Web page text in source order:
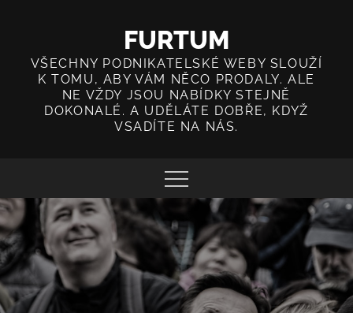
content
FURTUM
VŠECHNY PODNIKATELSKÉ WEBY SLOUŽÍ
K TOMU, ABY VÁM NĚCO PRODALY. ALE
NE VŽDY JSOU NABÍDKY STEJNĚ
DOKONALÉ. A UDĚLÁTE DOBŘE, KDYŽ
VSADÍTE NA NÁS.